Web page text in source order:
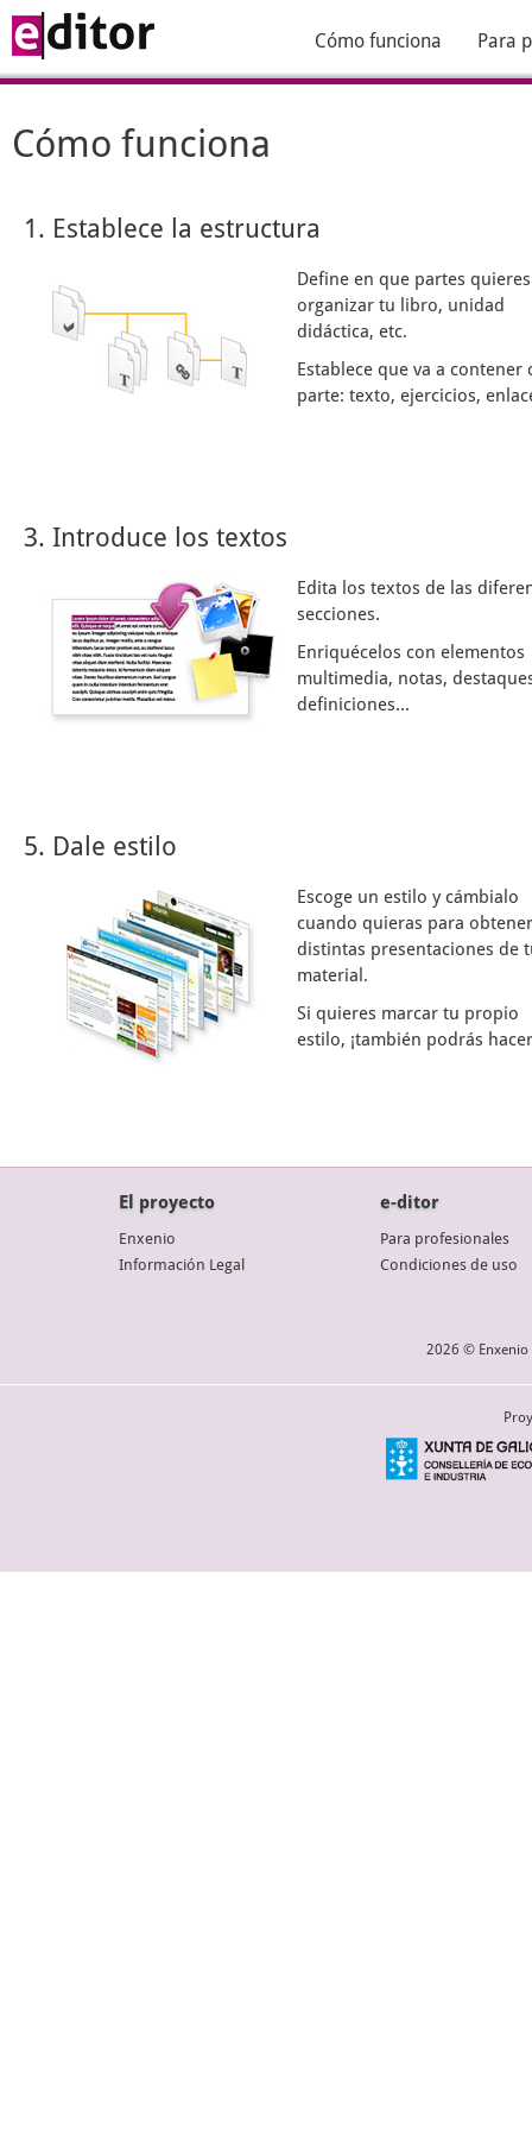
Cómo funciona Para
Cómo funciona
1. Establece la estructura
Define en que partes quieres
organizar tu libro, unidad
didáctica, etc.
Establece que va a contener
parte: texto, ejercicios,
3. Introduce los textos
Edita los textos de las
secciones.
Enriquécelos con elementos
multimedia, notas,
definiciones...
5. Dale estilo
Escoge un estilo y cámbialo
cuando quieras para obtener
distintas presentaciones de
material.
Si quieres marcar tu propio
estilo, ¡también podrás
El proyecto
Enxenio
Información Legal
e-ditor
Para profesionales
Condiciones de uso
2026 © Enxenio